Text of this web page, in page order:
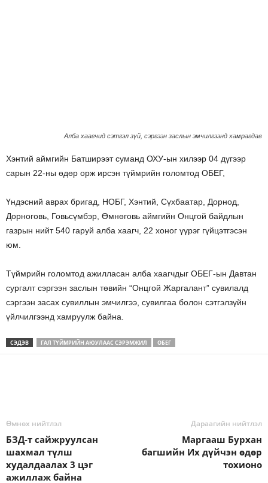
Алба хаагчид сэтгэл зүй, сэргээн заслын эмчилгээнд хамрагдав
Хэнтий аймгийн Батширээт суманд ОХУ-ын хилээр 04 дүгээр
сарын 22-ны өдөр орж ирсэн түймрийн голомтод ОБЕГ,
Үндэсний аврах бригад, НОБГ, Хэнтий, Сүхбаатар, Дорнод,
Дорноговь, Говьсүмбэр, Өмнөговь аймгийн Онцгой байдлын
газрын нийт 540 гаруй алба хаагч, 22 хоног үүрэг гүйцэтгэсэн
юм.
Түймрийн голомтод ажилласан алба хаагчдыг ОБЕГ-ын Давтан
сургалт сэргээн заслын төвийн “Онцгой Жаргалант” сувилалд
сэргээн засах сувиллын эмчилгээ, сувилгаа болон сэтгэлзүйн
үйлчилгээнд хамруулж байна.
СЭДЭВ ГАЛ ТҮЙМРИЙН АЮУЛААС СЭРЭМЖИЛ ОБЕГ
Өмнөх нийтлэл
БЗД-т сайжруулсан
шахмал түлш
худалдаалах 3 цэг
ажиллаж байна
Дараагийн нийтлэл
Маргааш Бурхан
багшийн Их дүйчэн өдөр
тохионо